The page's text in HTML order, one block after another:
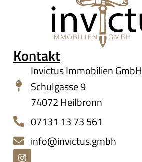
Kontakt
Invictus Immobilien GmbH
Schulgasse 9
74072 Heilbronn
07131 13 73 561
info@invictus.gmbh